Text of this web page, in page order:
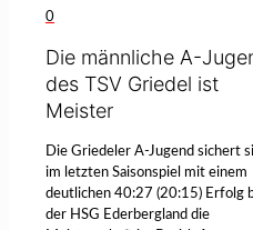
0
Die männliche A-
des TSV Griedel ist
Meister
Die Griedeler A-Jugend sichert
im letzten Saisonspiel mit einem
deutlichen 40:27 (20:15) Erfolg
der HSG Ederbergland die